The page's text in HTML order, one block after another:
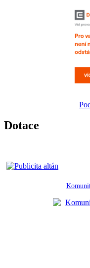
Dotace